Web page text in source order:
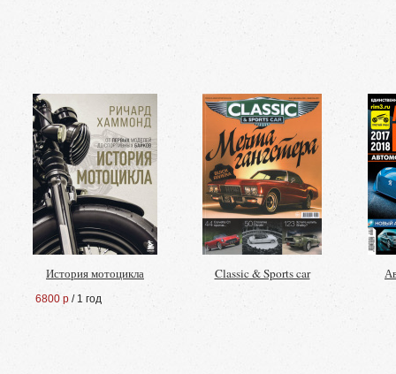
История мотоцикла
6800 р / 1 год
Classic & Sports car